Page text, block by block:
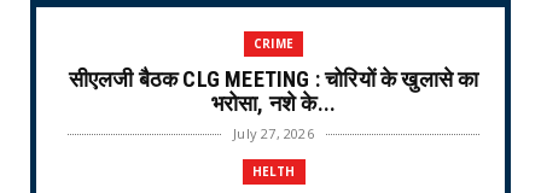
CRIME
सीएलजी बैठक CLG MEETING : चोरियों के खुलासे का
भरोसा, नशे के...
July 27, 2026
HELTH